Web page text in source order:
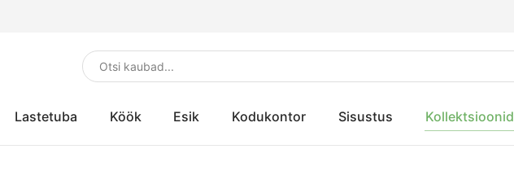
Lastetuba Köök Esik Kodukontor Sisustus Kollektsioonid